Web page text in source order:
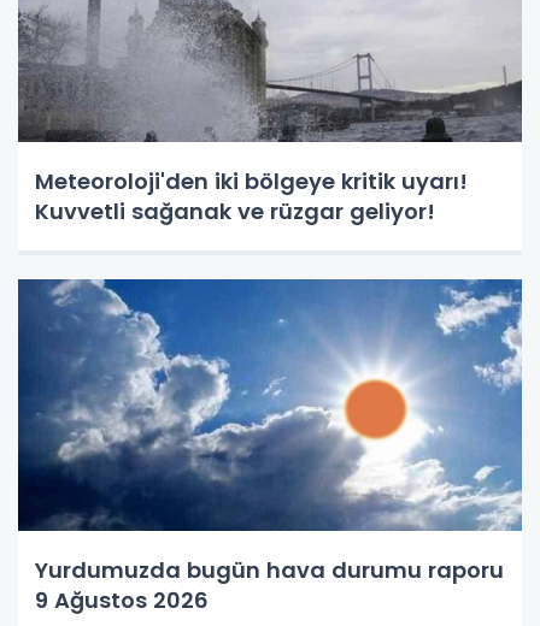
Meteoroloji'den iki bölgeye kritik uyarı!
Kuvvetli sağanak ve rüzgar geliyor!
Yurdumuzda bugün hava durumu raporu
9 Ağustos 2026